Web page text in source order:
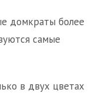
домкраты более
самые
в двух цветах